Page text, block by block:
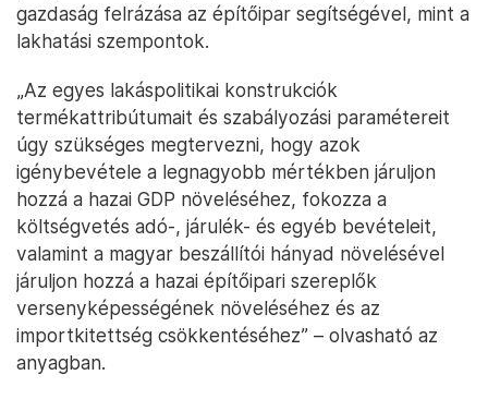
gazdaság felrázása az építőipar segítségével, mint a
lakhatási szempontok.
„Az egyes lakáspolitikai konstrukciók
termékattribútumait és szabályozási paramétereit
úgy szükséges megtervezni, hogy azok
igénybevétele a legnagyobb mértékben járuljon
hozzá a hazai GDP növeléséhez, fokozza a
költségvetés adó-, járulék- és egyéb bevételeit,
valamint a magyar beszállítói hányad növelésével
járuljon hozzá a hazai építőipari szereplők
versenyképességének növeléséhez és az
importkitettség csökkentéséhez” – olvasható az
anyagban.